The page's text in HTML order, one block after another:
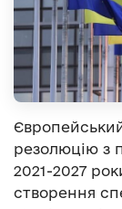
резолюцію з
2021-2027
створення